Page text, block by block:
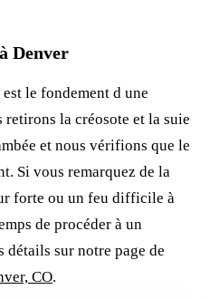
Denver
le fondement d une
retirons la créosote et la suie
et nous vérifions que le
Si vous remarquez de la
forte ou un feu difficile à
de procéder à un
détails sur notre page de
CO.